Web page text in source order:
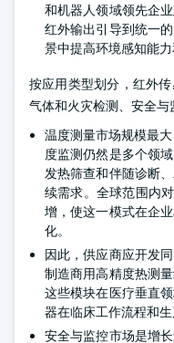
和机器人领域领先企
红外输出引导到统一
景中提高环境感知能力
按应用类型划分，红外
气体和火灾检测、安全与
温度测量市场规模最
度监测仍然是多个领
发热筛查和伴随诊断
续需求。全球范围内
增，使这一模式在企
化。
因此，供应商应开发
制造商用高精度热测
这些模块在医疗垂直
器在临床工作流程和生
安全与监控市场是增